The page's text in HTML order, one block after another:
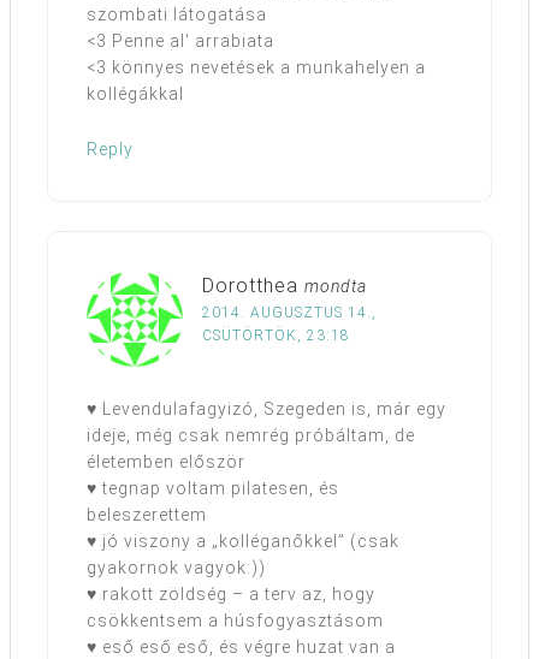
szombati látogatása
<3 Penne al' arrabiata
<3 könnyes nevetések a munkahelyen a
kollégákkal
Reply
Dorotthea mondta
2014. AUGUSZTUS 14.,
CSÜTÖRTÖK, 23:18
♥ Levendulafagyizó, Szegeden is, már egy
ideje, még csak nemrég próbáltam, de
életemben először
♥ tegnap voltam pilatesen, és
beleszerettem
♥ jó viszony a „kolléganőkkel” (csak
gyakornok vagyok:))
♥ rakott zöldség – a terv az, hogy
csökkentsem a húsfogyasztásom
♥ eső eső eső, és végre huzat van a